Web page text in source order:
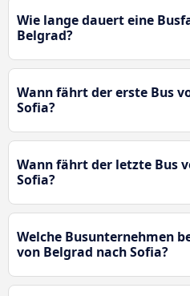
Wie lange dauert eine
Belgrad?
Wann fährt der erste Bus
Sofia?
Wann fährt der letzte Bus
Sofia?
Welche Busunternehmen
von Belgrad nach Sofia?